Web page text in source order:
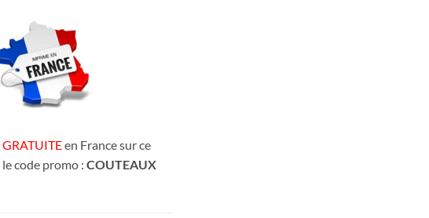
en France sur ce
code promo : COUTEAUX